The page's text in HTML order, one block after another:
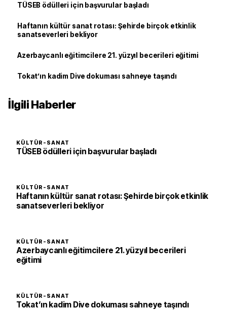
TÜSEB ödülleri için başvurular başladı
Haftanın kültür sanat rotası: Şehirde birçok etkinlik
sanatseverleri bekliyor
Azerbaycanlı eğitimcilere 21. yüzyıl becerileri eğitimi
Tokat’ın kadim Dive dokuması sahneye taşındı
İlgili Haberler
KÜLTÜR-SANAT
TÜSEB ödülleri için başvurular başladı
KÜLTÜR-SANAT
Haftanın kültür sanat rotası: Şehirde birçok etkinlik
sanatseverleri bekliyor
KÜLTÜR-SANAT
Azerbaycanlı eğitimcilere 21. yüzyıl becerileri
eğitimi
KÜLTÜR-SANAT
Tokat’ın kadim Dive dokuması sahneye taşındı